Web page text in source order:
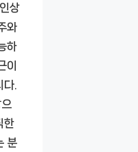
상
와
하
이
.
한
분